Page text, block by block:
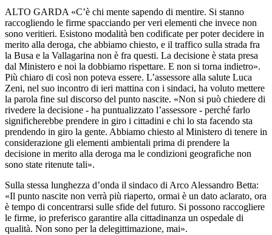
ALTO GARDA «C’è chi mente sapendo di mentire. Si stanno
raccogliendo le firme spacciando per veri elementi che invece non
sono veritieri. Esistono modalità ben codificate per poter decidere in
merito alla deroga, che abbiamo chiesto, e il traffico sulla strada fra
la Busa e la Vallagarina non è fra questi. La decisione è stata presa
dal Ministero e noi la dobbiamo rispettare. E non si torna indietro».
Più chiaro di così non poteva essere. L’assessore alla salute Luca
Zeni, nel suo incontro di ieri mattina con i sindaci, ha voluto mettere
la parola fine sul discorso del punto nascite. «Non si può chiedere di
rivedere la decisione - ha puntualizzato l’assessore - perché farlo
significherebbe prendere in giro i cittadini e chi lo sta facendo sta
prendendo in giro la gente. Abbiamo chiesto al Ministero di tenere in
considerazione gli elementi ambientali prima di prendere la
decisione in merito alla deroga ma le condizioni geografiche non
sono state ritenute tali».
Sulla stessa lunghezza d’onda il sindaco di Arco Alessandro Betta:
«Il punto nascite non verrà più riaperto, ormai è un dato aclarato, ora
è tempo di concentrarsi sulle sfide del futuro. Si possono raccogliere
le firme, io preferisco garantire alla cittadinanza un ospedale di
qualità. Non sono per la delegittimazione, mai».